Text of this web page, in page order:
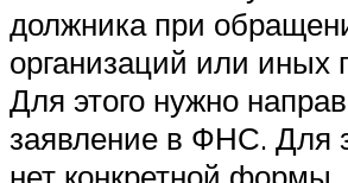
должника при
организаций или иных
Для этого нужно
заявление в ФНС. Для